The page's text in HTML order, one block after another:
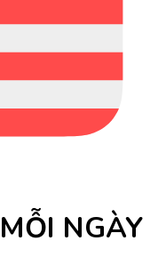
NGÀY